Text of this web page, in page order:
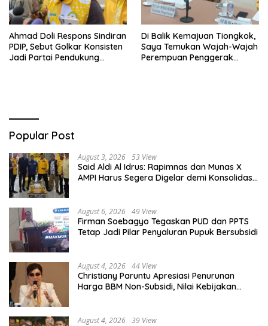
Ahmad Doli Respons Sindiran
PDIP, Sebut Golkar Konsisten
Jadi Partai Pendukung
Di Balik Kemajuan Tiongkok,
Saya Temukan Wajah-Wajah
Perempuan Penggerak
Popular Post
August 3, 2026 53 View
Said Aldi Al Idrus: Rapimnas dan Munas X
AMPI Harus Segera Digelar demi Konsolidasi
August 6, 2026 49 View
Firman Soebagyo Tegaskan PUD dan PPTS
Tetap Jadi Pilar Penyaluran Pupuk Bersubsidi
August 4, 2026 44 View
Christiany Paruntu Apresiasi Penurunan
Harga BBM Non-Subsidi, Nilai Kebijakan
August 4, 2026 39 View